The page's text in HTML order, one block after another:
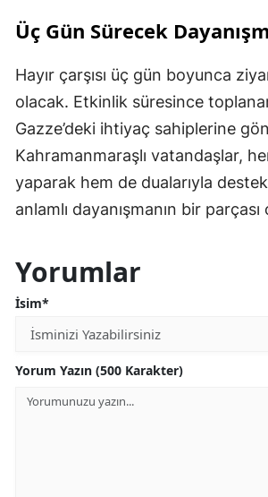
Üç Gün Sürecek
Hayır çarşısı üç gün boyunca
olacak. Etkinlik süresince
Gazze’deki ihtiyaç sahiplerine
Kahramanmaraşlı vatandaşlar,
yaparak hem de dualarıyla
anlamlı dayanışmanın bir parçası
Yorumlar
İsim*
Yorum Yazın (500 Karakter)